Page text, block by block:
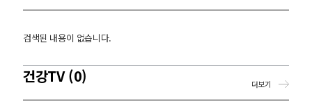
검색된 내용이 없습니다.
건강TV (0) 더보기